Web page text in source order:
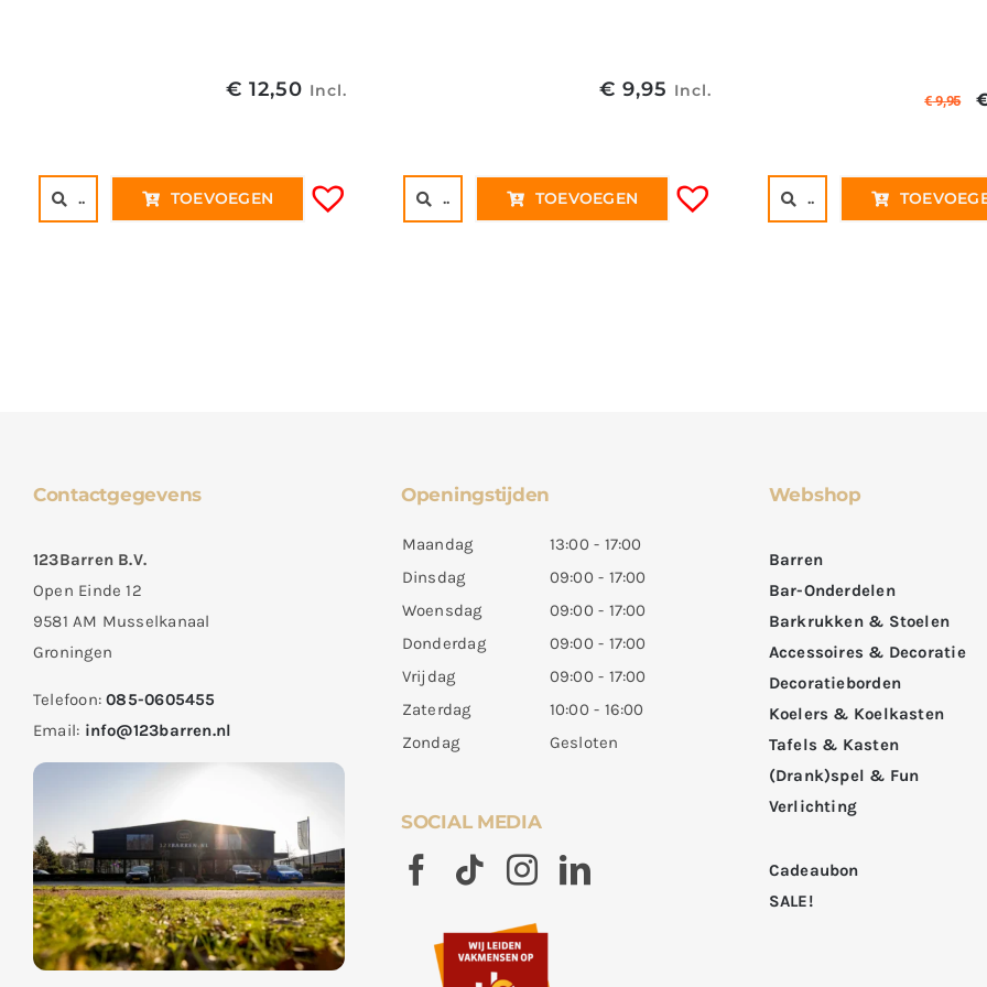
€ 12,50 Incl.
.. TOEVOEGEN
€ 9,95 Incl.
.. TOEVOEGEN
€9,95
..
Contactgegevens
123Barren B.V.
Open Einde 12
9581 AM Musselkanaal
Groningen
Telefoon:085-0605455
Email: info@123barren.nl
Openingstijden
Maandag
13:00 - 17:00
Dinsdag
09:00 - 17:00
Woensdag
09:00 - 17:00
Donderdag
09:00 - 17:00
Vrijdag
09:00 - 17:00
Zaterdag
10:00 - 16:00
Zondag
Gesloten
SOCIAL MEDIA
Webshop
Barren
Bar-Onderdelen
Barkrukken & Stoelen
Accessoires & Decoratie
Decoratieborden
Koelers & Koelkasten
Tafels & Kasten
(Drank)spel & Fun
Verlichting
Cadeaubon
SALE!